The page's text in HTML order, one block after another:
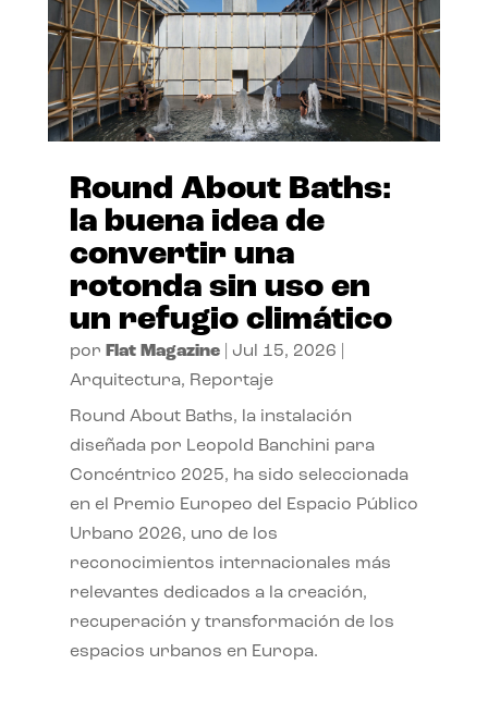
Round About Baths:
la buena idea de
convertir una
rotonda sin uso en
un refugio climático
por Flat Magazine| Jul 15, 2026
Arquitectura, Reportaje
Round About Baths, la instalación
diseñada por Leopold Banchini para
Concéntrico 2025, ha sido seleccionada
en el Premio Europeo del Espacio Público
Urbano 2026, uno de los
reconocimientos internacionales más
relevantes dedicados a la creación,
recuperación y transformación de los
espacios urbanos en Europa.